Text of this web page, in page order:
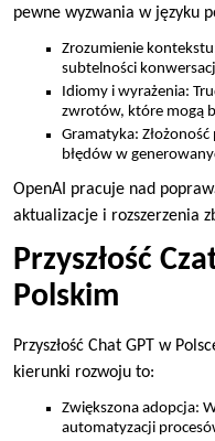
pewne wyzwania w języku
Zrozumienie
subtelności
Idiomy i wyrażenia:
zwrotów, które mogą
Gramatyka:
błędów w
OpenAI pracuje nad
aktualizacje i rozszerzenia
Przyszłość
Polskim
Przyszłość Chat GPT w
kierunki rozwoju to:
Zwiększona adopcja:
automatyzacji